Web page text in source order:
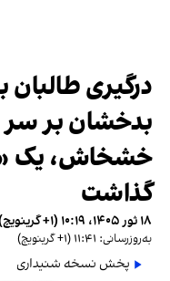
درگیری طالبان
بدخشان بر سر
خشخاش، یک
گذاشت
۱۸ ثور ۱۴۰۵، ۱۰:۱۹ (‎+۱ گرینویچ)
به‌روزرسانی: ۱۱:۴۱ (‎+۱ گرینویچ)
پخش نسخه شنیداری